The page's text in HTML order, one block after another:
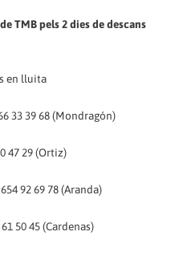
TMB pels 2 dies de descans
en lluita
33 39 68 (Mondragón)
47 29 (Ortiz)
92 69 78 (Aranda)
50 45 (Cardenas)